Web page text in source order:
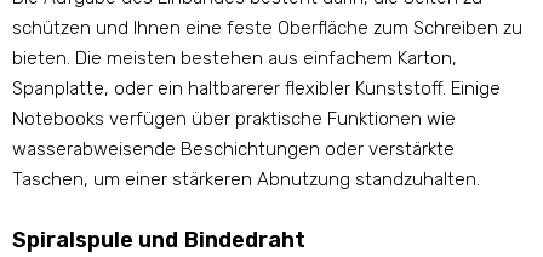
schützen und Ihnen eine feste Oberfläche zum Schreiben zu
bieten. Die meisten bestehen aus einfachem Karton,
Spanplatte, oder ein haltbarerer flexibler Kunststoff. Einige
Notebooks verfügen über praktische Funktionen wie
wasserabweisende Beschichtungen oder verstärkte
Taschen, um einer stärkeren Abnutzung standzuhalten.
Spiralspule und Bindedraht